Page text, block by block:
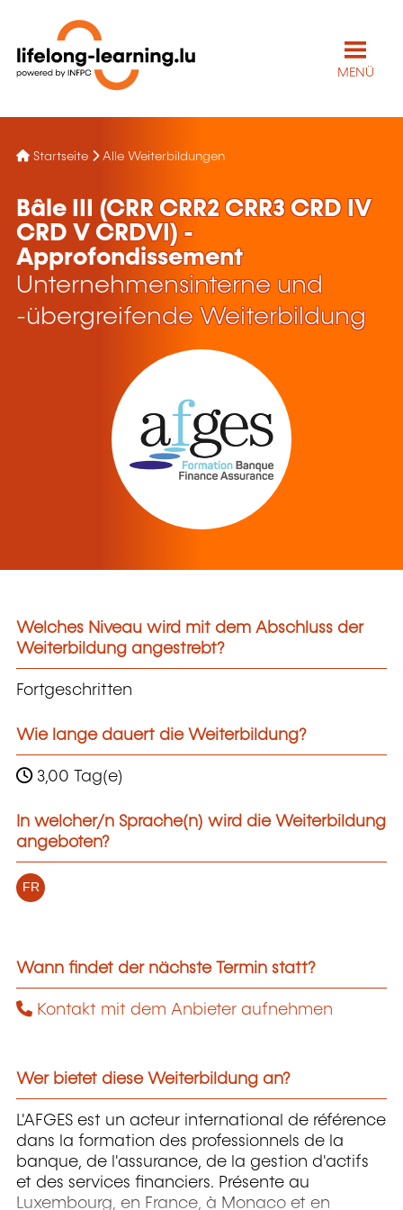
MENÜ
Startseite Alle Weiterbildungen
Bâle III (CRR CRR2 CRR3 CRD IV
CRD V CRDVI) -
Approfondissement
Unternehmensinterne und
-übergreifende Weiterbildung
Welches Niveau wird mit dem Abschluss der
Weiterbildung angestrebt?
Fortgeschritten
Wie lange dauert die Weiterbildung?
3,00 Tag(e)
In welcher/n Sprache(n) wird die Weiterbildung
angeboten?
FR
Wann findet der nächste Termin statt?
Kontakt mit dem Anbieter aufnehmen
Wer bietet diese Weiterbildung an?
L'AFGES est un acteur international de référence
dans la formation des professionnels de la
banque, de l'assurance, de la gestion d'actifs
et des services financiers. Présente au
Luxembourg, en France, à Monaco et en